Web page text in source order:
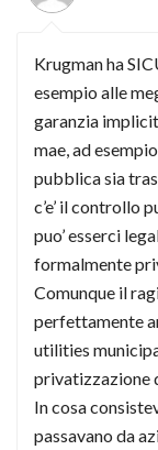
Krugman ha
esempio alle
garanzia
mae, ad
pubblica sia
c’e’ il controllo
puo’ esserci
formalmente
Comunque il
perfettamente
utilities
privatizzazione
In cosa
passavano da